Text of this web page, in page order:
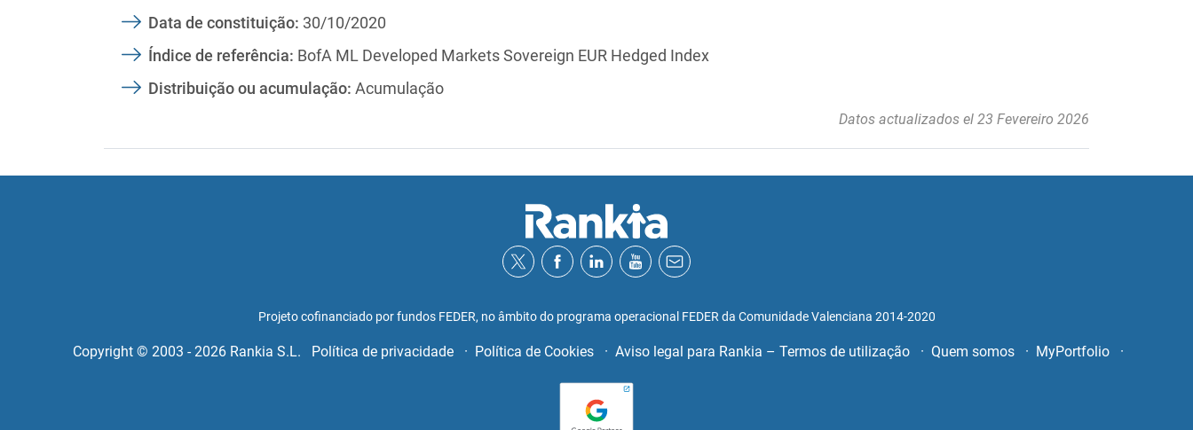
Data de constituição: 30/10/2020
Índice de referência: BofA ML Developed Markets Sovereign EUR Hedged Index
Distribuição ou acumulação: Acumulação
Datos actualizados el 23 Fevereiro 2026
Projeto cofinanciado por fundos FEDER, no âmbito do programa operacional FEDER da Comunidade Valenciana 2014-2020
Copyright © 2003 - 2026 Rankia S.L. Política de privacidade Política de Cookies Aviso legal para Rankia – Termos de utilização Quem somos MyPortfolio